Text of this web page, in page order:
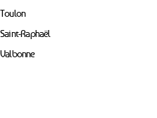
Toulon
Saint-Raphaël
Valbonne